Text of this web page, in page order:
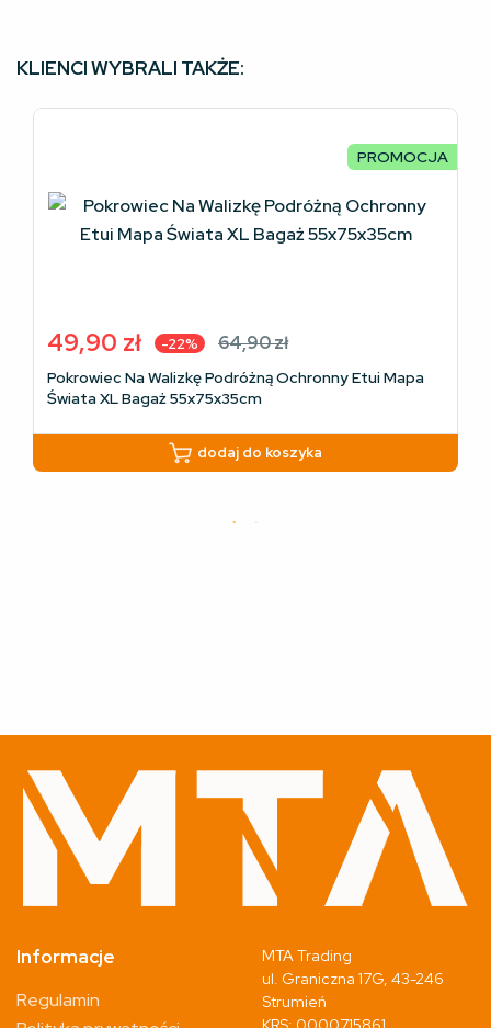
KLIENCI WYBRALI TAKŻE:
PROMOCJA
-22% 64,90zł
Pierwotna
cena
wynosiła:
64,90 zł.
49,90 zł
Aktualna
cena
wynosi:
49,90 zł.
Pokrowiec Na Walizkę Podróżną Ochronny Etui Mapa
Świata XL Bagaż 55x75x35cm
dodaj do koszyka
Informacje
Regulamin
MTA Trading
ul. Graniczna 17G, 43-246
Strumień